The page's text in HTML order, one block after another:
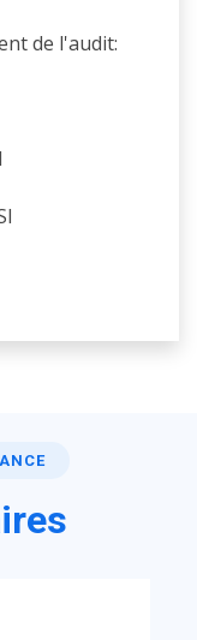
de l'audit: